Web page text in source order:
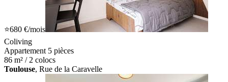
⭐680 €/mois
Coliving
Appartement 5 pièces
86 m² / 2 colocs
Toulouse, Rue de la Caravelle